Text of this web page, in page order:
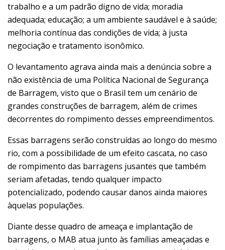
trabalho e a um padrão digno de vida; moradia
adequada; educação; a um ambiente saudável e à saúde;
melhoria contínua das condições de vida; à justa
negociação e tratamento isonômico.
O levantamento agrava ainda mais a denúncia sobre a
não existência de uma Política Nacional de Segurança
de Barragem, visto que o Brasil tem um cenário de
grandes construções de barragem, além de crimes
decorrentes do rompimento desses empreendimentos.
Essas barragens serão construídas ao longo do mesmo
rio, com a possibilidade de um efeito cascata, no caso
de rompimento das barragens jusantes que também
seriam afetadas, tendo qualquer impacto
potencializado, podendo causar danos ainda maiores
àquelas populações.
Diante desse quadro de ameaça e implantação de
barragens, o MAB atua junto às famílias ameaçadas e